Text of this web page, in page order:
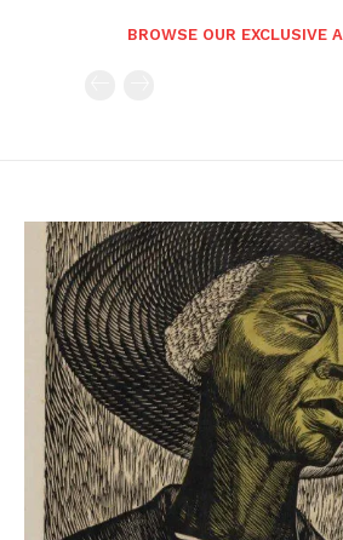
BROWSE OUR EXCLUSIVE